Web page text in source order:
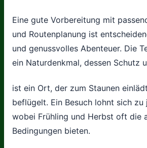
Eine gute Vorbereitung mit
und Routenplanung ist
und genussvolles Abenteuer. Die
ein Naturdenkmal, dessen Schutz
ist ein Ort, der zum Staunen
beflügelt. Ein Besuch lohnt sich zu
wobei Frühling und Herbst oft die
Bedingungen bieten.